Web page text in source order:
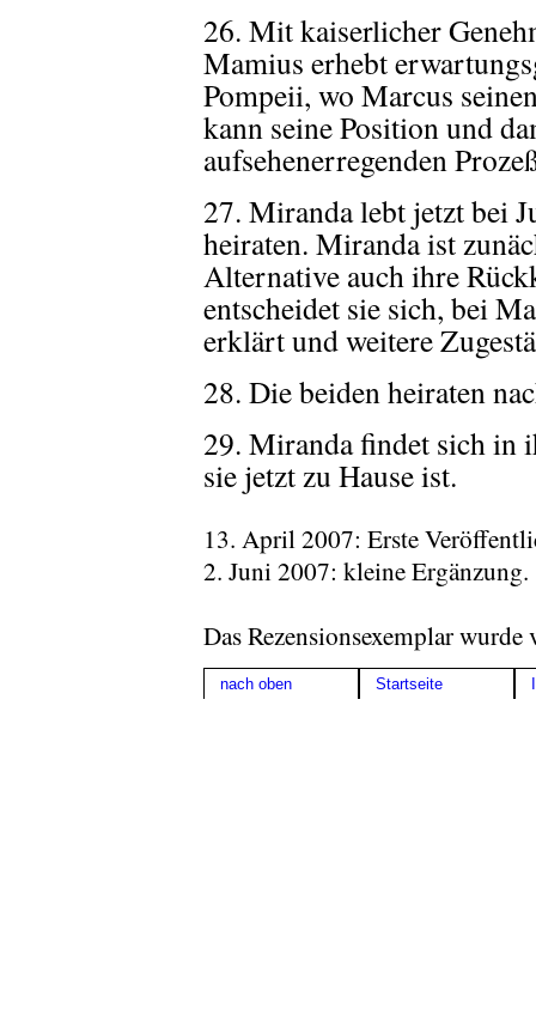
26. Mit kaiserlicher
Mamius erhebt
Pompeii, wo Marcus
kann seine Position und
aufsehenerregenden
27. Miranda lebt jetzt bei
heiraten. Miranda ist
Alternative auch ihre
entscheidet sie sich, bei
erklärt und weitere
28. Die beiden heiraten
29. Miranda findet sich in
sie jetzt zu Hause ist.
13. April 2007: Erste
2. Juni 2007: kleine Ergänzung.
Das Rezensionsexemplar
nach oben Startseite